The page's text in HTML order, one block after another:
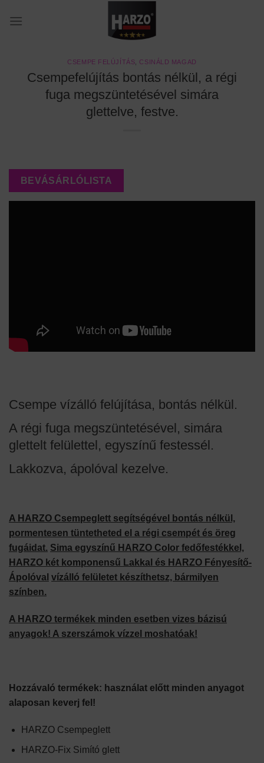
CSEMPE FELÚJÍTÁS CSINÁLD MAGAD
Csempefelújítás bontás nélkül, a régi
fuga megszüntetésével simára
glettelve, festve.
BEVÁSÁRLÓLISTA
Csempe vízálló felújítása, bontás nélkül.
A régi fuga megszüntetésével, simára
glettelt felülettel, egyszínű festessél.
Lakkozva, ápolóval kezelve.
A HARZO Csempeglett segítségével bontás nélkül,
pormentesen tüntetheted el a régi csempét és öreg
fugáidat. Sima egyszínű HARZO Color fedőfestékkel,
HARZO két komponensű Lakkal és HARZO Fényesítő-
Ápolóval vízálló felületet készíthetsz, bármilyen
színben.
A HARZO termékek minden esetben vizes bázisú
anyagok! A szerszámok vízzel moshatóak!
Hozzávaló termékek: használat előtt minden anyagot
alaposan keverj fel!
HARZO Csempeglett
HARZO-Fix Simító glett